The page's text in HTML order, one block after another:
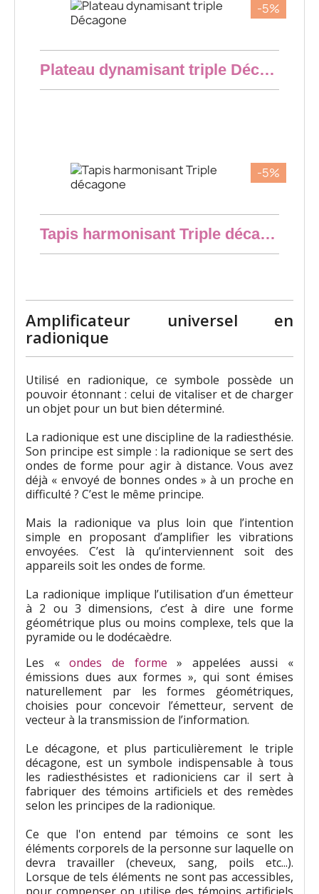
-5%
Plateau dynamisant triple Décagone
-5%
Tapis harmonisant Triple décagone
Amplificateur universel en
radionique
Utilisé en radionique, ce symbole possède un
pouvoir étonnant : celui de vitaliser et de charger
un objet pour un but bien déterminé.
La radionique est une discipline de la radiesthésie.
Son principe est simple : la radionique se sert des
ondes de forme pour agir à distance. Vous avez
déjà « envoyé de bonnes ondes » à un proche en
difficulté ? C’est le même principe.
Mais la radionique va plus loin que l’intention
simple en proposant d’amplifier les vibrations
envoyées. C’est là qu’interviennent soit des
appareils soit les ondes de forme.
La radionique implique l’utilisation d’un émetteur
à 2 ou 3 dimensions, c’est à dire une forme
géométrique plus ou moins complexe, tels que la
pyramide ou le dodécaèdre.
Les «ondes de forme » appelées aussi «
émissions dues aux formes », qui sont émises
naturellement par les formes géométriques,
choisies pour concevoir l’émetteur, servent de
vecteur à la transmission de l’information.
Le décagone, et plus particulièrement le triple
décagone, est un symbole indispensable à tous
les radiesthésistes et radioniciens car il sert à
fabriquer des témoins artificiels et des remèdes
selon les principes de la radionique.
Ce que l'on entend par témoins ce sont les
éléments corporels de la personne sur laquelle on
devra travailler (cheveux, sang, poils etc...).
Lorsque de tels éléments ne sont pas accessibles,